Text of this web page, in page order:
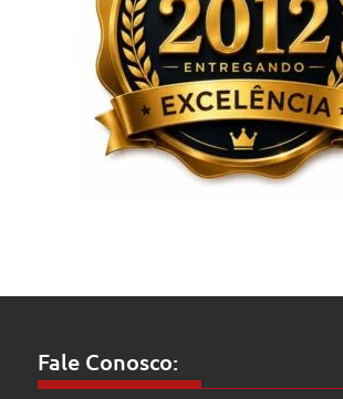
Fale Conosco: